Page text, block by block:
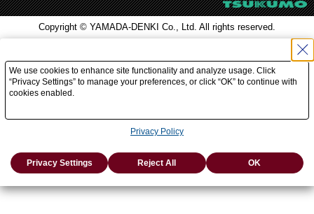
Copyright © YAMADA-DENKI Co., Ltd. All rights reserved.
We use cookies to enhance site functionality and analyze usage. Click
“Privacy Settings” to manage your preferences, or click “OK” to continue with
cookies enabled.
Privacy Policy
Privacy Settings Reject All OK